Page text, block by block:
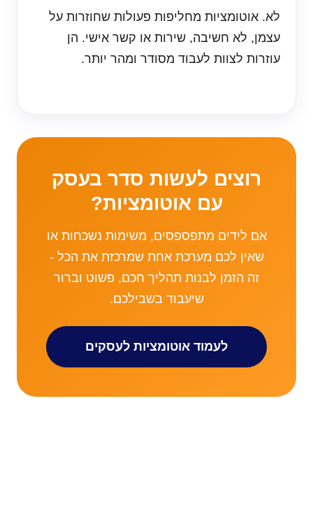
לא. אוטומציות מחליפות פעולות שחוזרות על
עצמן, לא חשיבה, שירות או קשר אישי. הן
עוזרות לצוות לעבוד מסודר ומהר יותר.
רוצים לעשות סדר בעסק
עם אוטומציות?
אם לידים מתפספסים, משימות נשכחות או
שאין לכם מערכת אחת שמרכזת את הכל -
זה הזמן לבנות תהליך חכם, פשוט וברור
שיעבוד בשבילכם.
לעמוד אוטומציות לעסקים